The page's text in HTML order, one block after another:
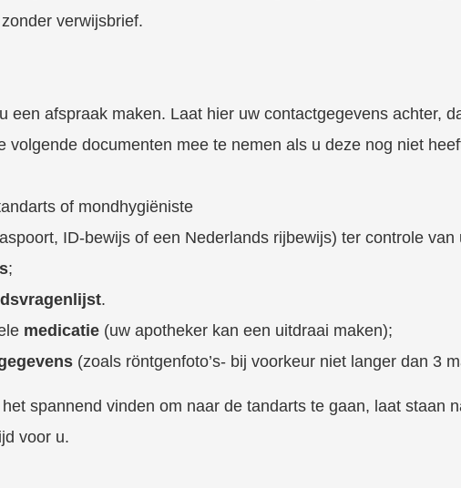
zonder verwijsbrief.
een afspraak maken. Laat hier uw contactgegevens achter,
volgende documenten mee te nemen als u deze nog niet
of mondhygiëniste
ID-bewijs of een Nederlands rijbewijs) ter controle van
;
.
medicatie (uw apotheker kan een uitdraai maken);
(zoals röntgenfoto’s- bij voorkeur niet langer dan 3
spannend vinden om naar de tandarts te gaan, laat staan
voor u.